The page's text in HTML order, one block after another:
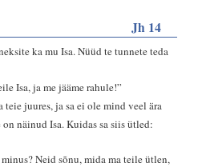
Jh 14
ka mu Isa. Nüüd te tunnete teda
Isa, ja me jääme rahule!”
teie juures, ja sa ei ole mind veel ära
näinud Isa. Kuidas sa siis ütled:
Neid sõnu, mida ma teile ütlen,